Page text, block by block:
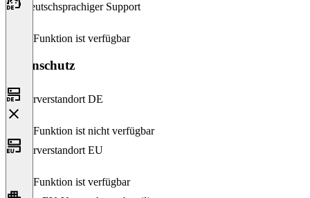
Deutschsprachiger Support
Diese Funktion ist verfügbar
Datenschutz
Serverstandort DE
Diese Funktion ist nicht verfügbar
Serverstandort EU
Diese Funktion ist verfügbar